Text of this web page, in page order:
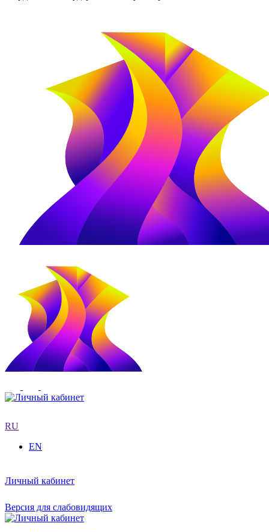
RU
EN
Личный кабинет
Версия для слабовидящих